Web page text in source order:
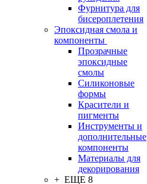
Фурнитура для
бисероплетения
Эпоксидная смола и
компоненты
Прозрачные
эпоксидные
смолы
Силиконовые
формы
Красители и
пигменты
Инструменты и
дополнительные
компоненты
Материалы для
декорирования
+ ЕЩЕ 8